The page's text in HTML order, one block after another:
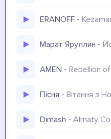
ERANOFF -
Марат Яруллин -
AMEN - Rebellion of
Пісня - Вітання з Новим
Dimash - Almaty